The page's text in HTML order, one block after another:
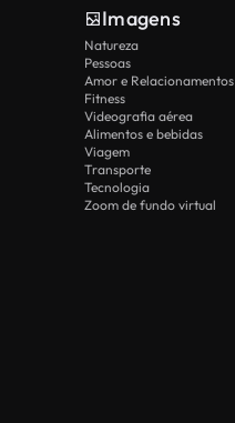
Imagens
Natureza
Pessoas
Amor e Relacionamentos
Fitness
Videografia aérea
Alimentos e bebidas
Viagem
Transporte
Tecnologia
Zoom de fundo virtual